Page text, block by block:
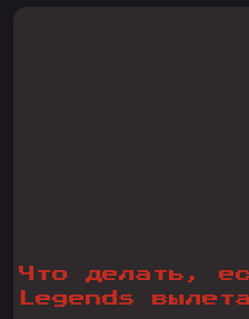
Что делать,
Legends